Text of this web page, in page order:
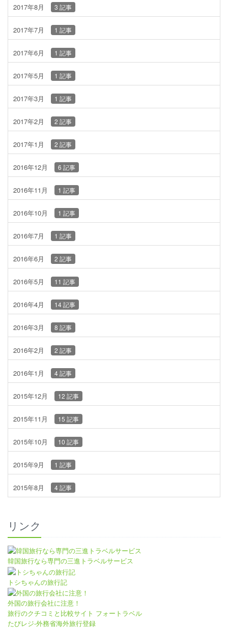
2017年8月 3 記事
2017年7月 1 記事
2017年6月 1 記事
2017年5月 1 記事
2017年3月 1 記事
2017年2月 2 記事
2017年1月 2 記事
2016年12月 6 記事
2016年11月 1 記事
2016年10月 1 記事
2016年7月 1 記事
2016年6月 2 記事
2016年5月 11 記事
2016年4月 14 記事
2016年3月 8 記事
2016年2月 2 記事
2016年1月 4 記事
2015年12月 12 記事
2015年11月 15 記事
2015年10月 10 記事
2015年9月 1 記事
2015年8月 4 記事
リンク
韓国旅行なら専門の三進トラベルサービス
トシちゃんの旅行記
外国の旅行会社に注意！
旅行のクチコミと比較サイト フォートラベル
たびレジ-外務省海外旅行登録